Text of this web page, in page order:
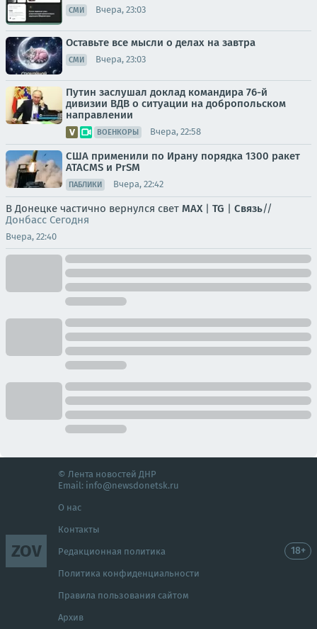
СМИ Вчера, 23:03
Оставьте все мысли о делах на завтра
СМИ Вчера, 23:03
Путин заслушал доклад командира 76-й
дивизии ВДВ о ситуации на добропольском
направлении
ВОЕНКОРЫ Вчера, 22:58
США применили по Ирану порядка 1300 ракет
ATACMS и PrSM
ПАБЛИКИ Вчера, 22:42
В Донецке частично вернулся свет MAX| TG | Связь//
Донбасс Сегодня
Вчера, 22:40
ZOV
© Лента новостей ДНР
Email: info@newsdonetsk.ru
О нас
Контакты
Редакционная политика
Политика конфиденциальности
Правила пользования сайтом
Архив
18+